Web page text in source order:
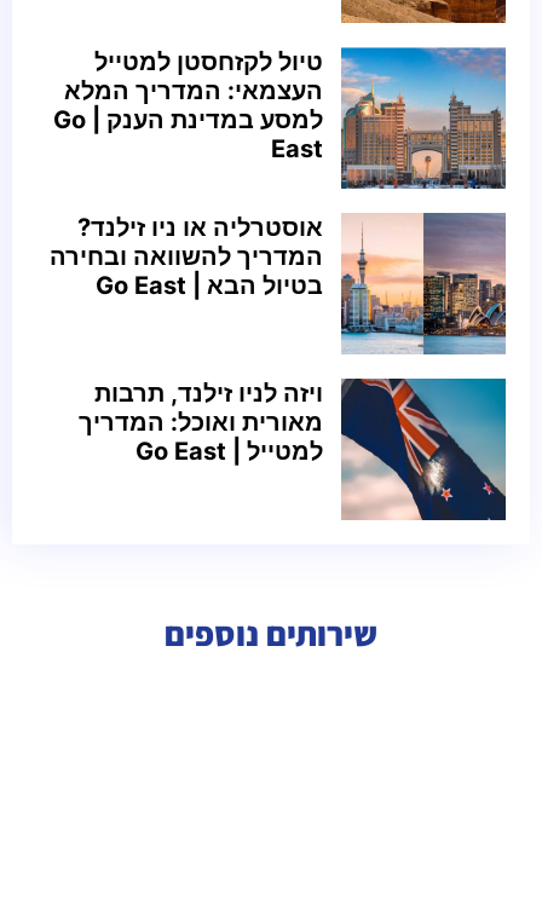
טיול לקזחסטן למטייל
העצמאי: המדריך המלא
למסע במדינת הענק | Go
East
אוסטרליה או ניו זילנד?
המדריך להשוואה ובחירה
בטיול הבא | Go East
ויזה לניו זילנד, תרבות
מאורית ואוכל: המדריך
למטייל | Go East
שירותים נוספים